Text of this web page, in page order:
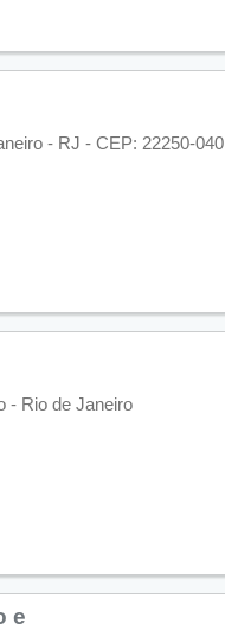
- RJ - CEP: 22250-040
- Rio de Janeiro
e